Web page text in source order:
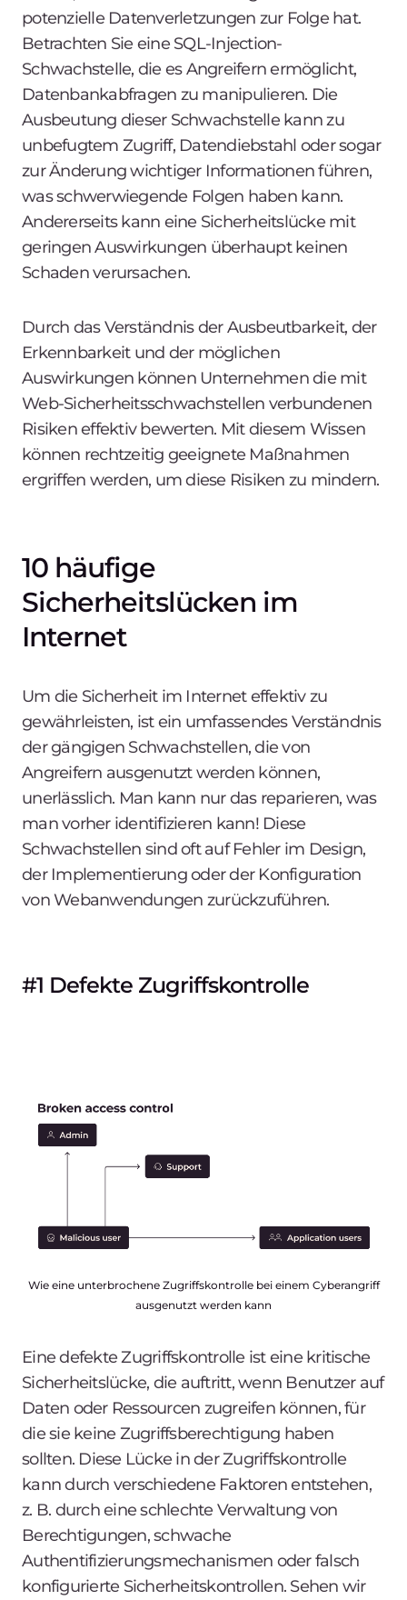
potenzielle Datenverletzungen zur Folge hat.
Betrachten Sie eine SQL-Injection-
Schwachstelle, die es Angreifern ermöglicht,
Datenbankabfragen zu manipulieren. Die
Ausbeutung dieser Schwachstelle kann zu
unbefugtem Zugriff, Datendiebstahl oder sogar
zur Änderung wichtiger Informationen führen,
was schwerwiegende Folgen haben kann.
Andererseits kann eine Sicherheitslücke mit
geringen Auswirkungen überhaupt keinen
Schaden verursachen.
Durch das Verständnis der Ausbeutbarkeit, der
Erkennbarkeit und der möglichen
Auswirkungen können Unternehmen die mit
Web-Sicherheitsschwachstellen verbundenen
Risiken effektiv bewerten. Mit diesem Wissen
können rechtzeitig geeignete Maßnahmen
ergriffen werden, um diese Risiken zu mindern.
10 häufige
Sicherheitslücken im
Internet
Um die Sicherheit im Internet effektiv zu
gewährleisten, ist ein umfassendes Verständnis
der gängigen Schwachstellen, die von
Angreifern ausgenutzt werden können,
unerlässlich. Man kann nur das reparieren, was
man vorher identifizieren kann! Diese
Schwachstellen sind oft auf Fehler im Design,
der Implementierung oder der Konfiguration
von Webanwendungen zurückzuführen.
#1 Defekte Zugriffskontrolle
Wie eine unterbrochene Zugriffskontrolle bei einem Cyberangriff
ausgenutzt werden kann
Eine defekte Zugriffskontrolle ist eine kritische
Sicherheitslücke, die auftritt, wenn Benutzer auf
Daten oder Ressourcen zugreifen können, für
die sie keine Zugriffsberechtigung haben
sollten. Diese Lücke in der Zugriffskontrolle
kann durch verschiedene Faktoren entstehen,
z. B. durch eine schlechte Verwaltung von
Berechtigungen, schwache
Authentifizierungsmechanismen oder falsch
konfigurierte Sicherheitskontrollen. Sehen wir